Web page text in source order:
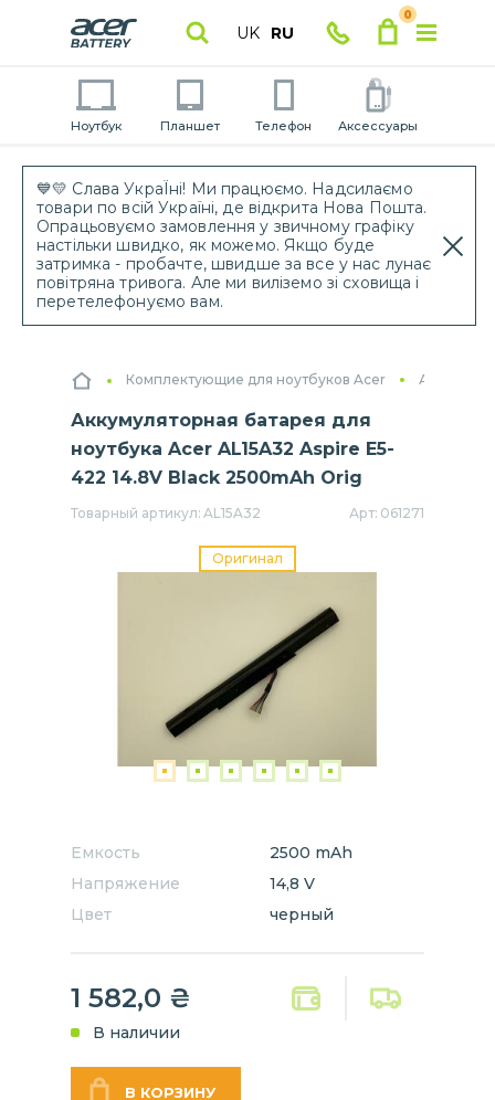
💙💛 Слава УкраЇні! Ми працюємо. Надсилаємо
товари по всій Україні, де відкрита Нова Пошта.
Опрацьовуємо замовлення у звичному графіку
настільки швидко, як можемо. Якщо буде
затримка - пробачте, швидше за все у нас лунає
повітряна тривога. Але ми виліземо зі сховища і
перетелефонуємо вам.
UK RU
0
Ноутбук Планшет Телефон Аксессуары
Комплектующие для ноутбуков Acer
Аккумуляторная батарея для
ноутбука Acer AL15A32 Aspire E5-
422 14.8V Black 2500mAh Orig
Товарный артикул: AL15A32 Арт: 061271
Оригинал
Емкость
2500 mAh
Напряжение
14,8 V
Цвет
черный
1 582,0 ₴
В наличии